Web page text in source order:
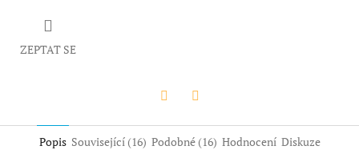
ZEPTAT SE
Popis Související (16) Podobné (16) Hodnocení Diskuze